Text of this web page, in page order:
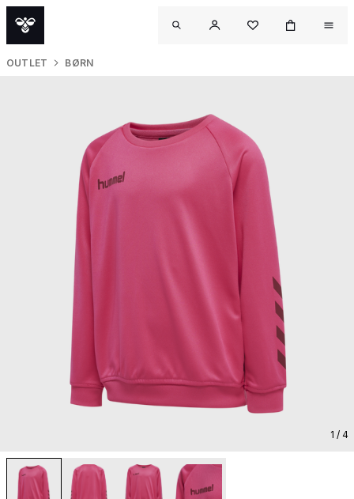
OUTLET BØRN
1 / 4